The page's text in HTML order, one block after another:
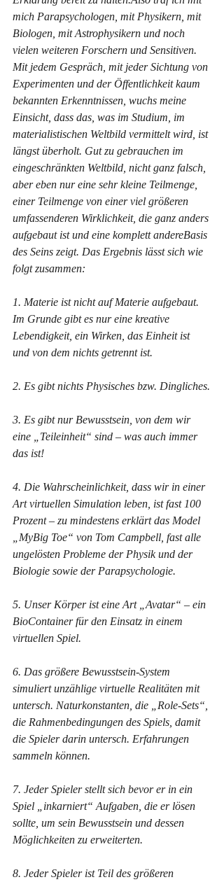
mich Parapsychologen, mit Physikern, mit
Biologen, mit Astrophysikern und noch
vielen weiteren Forschern und Sensitiven.
Mit jedem Gespräch, mit jeder Sichtung von
Experimenten und der Öffentlichkeit kaum
bekannten Erkenntnissen, wuchs meine
Einsicht, dass das, was im Studium, im
materialistischen Weltbild vermittelt wird, ist
längst überholt. Gut zu gebrauchen im
eingeschränkten Weltbild, nicht ganz falsch,
aber eben nur eine sehr kleine Teilmenge,
einer Teilmenge von einer viel größeren
umfassenderen Wirklichkeit, die ganz anders
aufgebaut ist und eine komplett andereBasis
des Seins zeigt. Das Ergebnis lässt sich wie
folgt zusammen:
1. Materie ist nicht auf Materie aufgebaut.
Im Grunde gibt es nur eine kreative
Lebendigkeit, ein Wirken, das Einheit ist
und von dem nichts getrennt ist.
2. Es gibt nichts Physisches bzw. Dingliches.
3. Es gibt nur Bewusstsein, von dem wir
eine „Teileinheit“ sind – was auch immer
das ist!
4. Die Wahrscheinlichkeit, dass wir in einer
Art virtuellen Simulation leben, ist fast 100
Prozent – zu mindestens erklärt das Model
„MyBig Toe“ von Tom Campbell, fast alle
ungelösten Probleme der Physik und der
Biologie sowie der Parapsychologie.
5. Unser Körper ist eine Art „Avatar“ – ein
BioContainer für den Einsatz in einem
virtuellen Spiel.
6. Das größere Bewusstsein-System
simuliert unzählige virtuelle Realitäten mit
untersch. Naturkonstanten, die „Role-Sets“,
die Rahmenbedingungen des Spiels, damit
die Spieler darin untersch. Erfahrungen
sammeln können.
7. Jeder Spieler stellt sich bevor er in ein
Spiel „inkarniert“ Aufgaben, die er lösen
sollte, um sein Bewusstsein und dessen
Möglichkeiten zu erweiterten.
8. Jeder Spieler ist Teil des größeren